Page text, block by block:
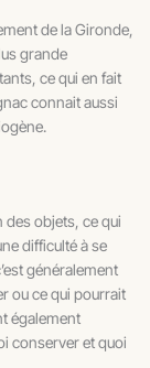
de la Gironde,
grande
ce qui en fait
connait aussi
des objets, ce qui
difficulté à se
généralement
ou ce qui pourrait
également
conserver et quoi